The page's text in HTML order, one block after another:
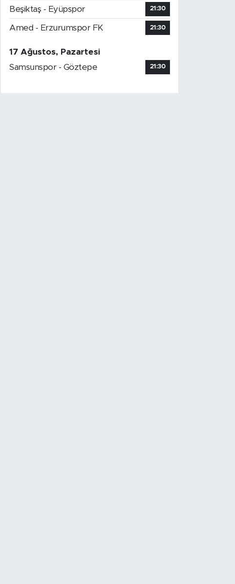
Beşiktaş - Eyüpspor 21:30
Amed - Erzurumspor FK 21:30
17 Ağustos, Pazartesi
Samsunspor - Göztepe
21:30